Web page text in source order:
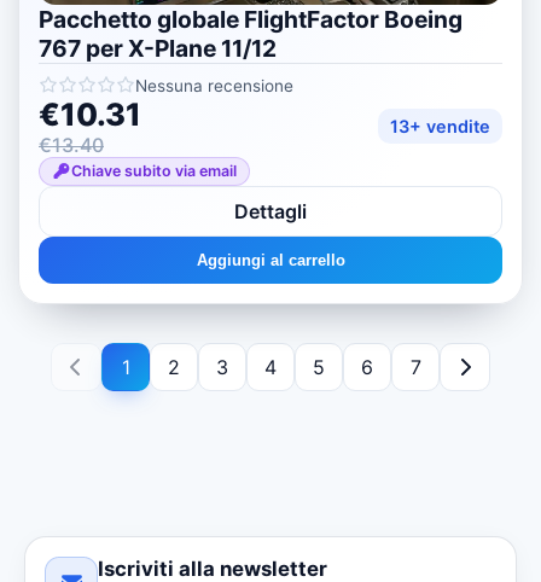
Pacchetto globale FlightFactor Boeing
767 per X-Plane 11/12
Nessuna recensione
€10.31
€13.40
13+ vendite
Chiave subito via email
Dettagli
Aggiungi al carrello
1 2 3 4 5 6 7
Iscriviti alla newsletter